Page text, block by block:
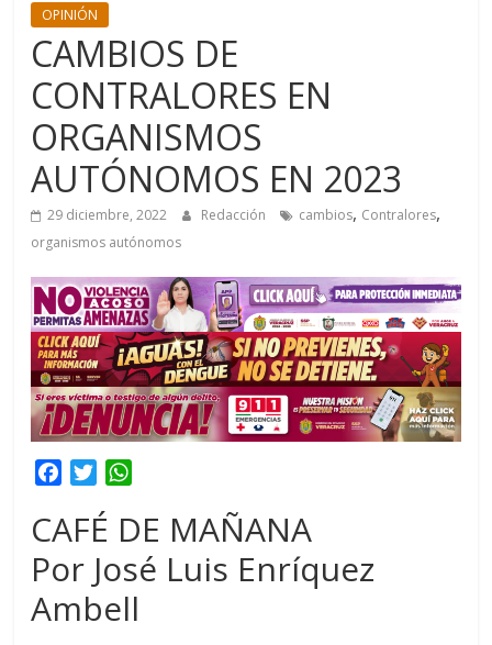
OPINIÓN
CAMBIOS DE
CONTRALORES EN
ORGANISMOS
AUTÓNOMOS EN 2023
29 diciembre, 2022 Redacción cambios, Contralores,
organismos autónomos
c
b
o
T
i
t
e
a
s
A
CAFÉ DE MAÑANA
Por José Luis Enríquez
Ambell